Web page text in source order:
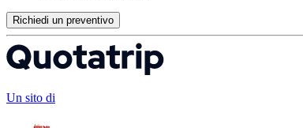
Richiedi un preventivo
Un sito di